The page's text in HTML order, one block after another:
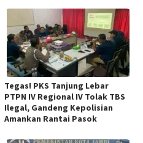
Tegas! PKS Tanjung Lebar
PTPN IV Regional IV Tolak TBS
Ilegal, Gandeng Kepolisian
Amankan Rantai Pasok